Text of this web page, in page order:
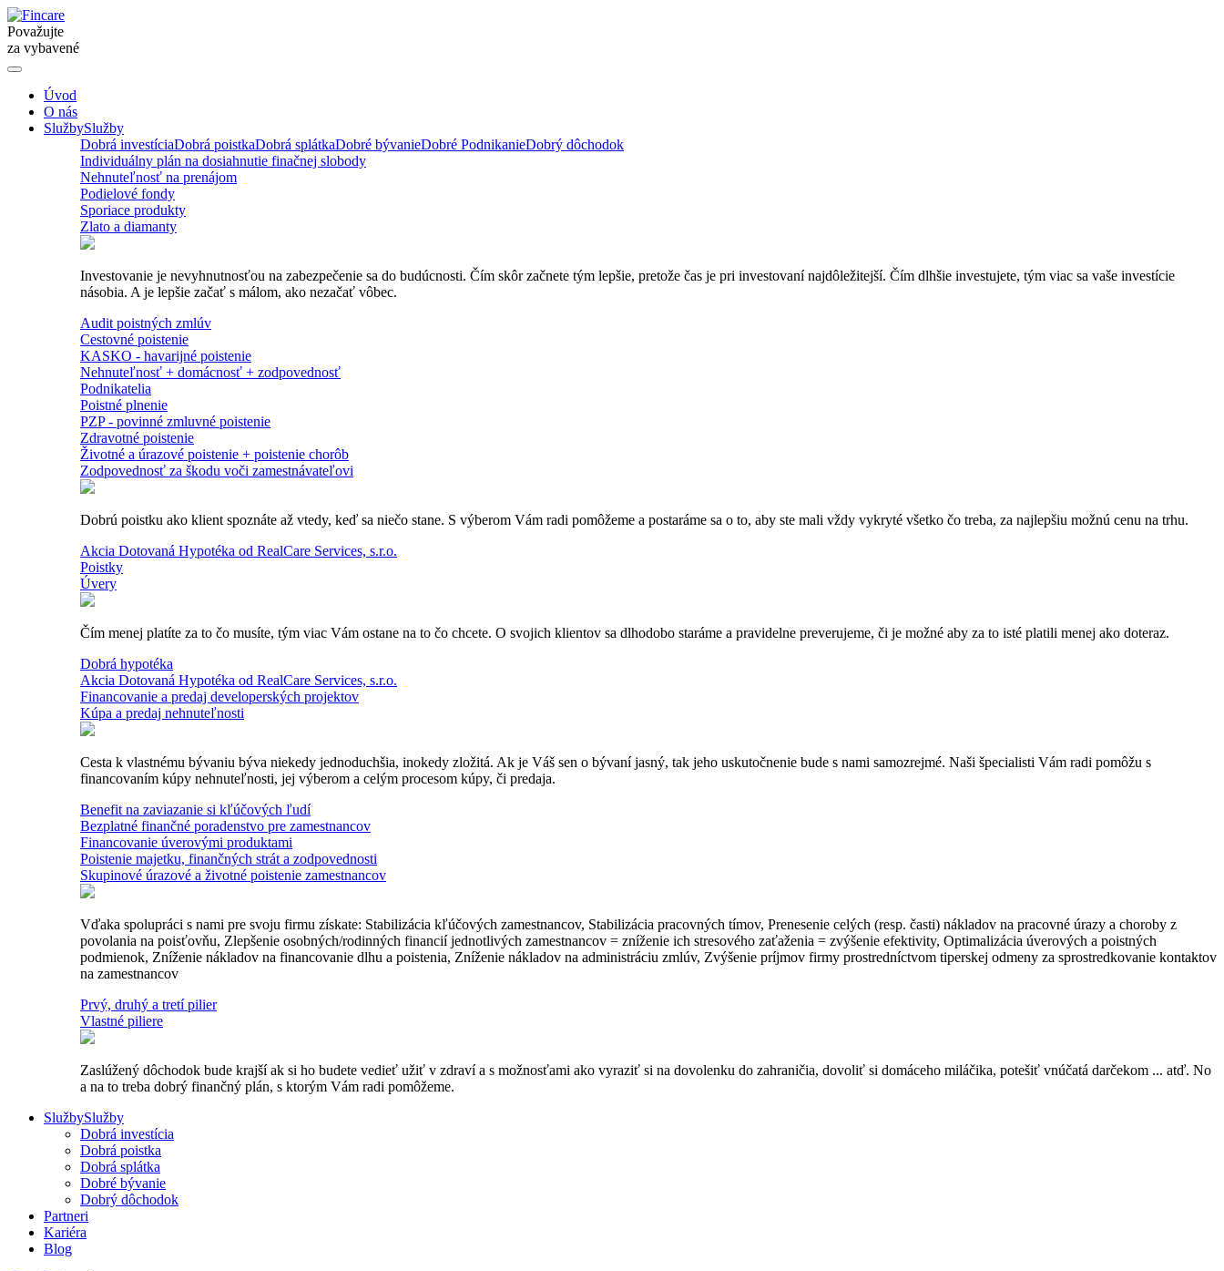
Považujte
za vybavené
Úvod
O nás
SlužbySlužby
Dobrá investíciaDobrá poistkaDobrá splátkaDobré bývanieDobré PodnikanieDobrý dôchodok
Individuálny plán na dosiahnutie finačnej slobody
Nehnuteľnosť na prenájom
Podielové fondy
Sporiace produkty
Zlato a diamanty
Investovanie je nevyhnutnosťou na zabezpečenie sa do budúcnosti. Čím skôr začnete tým lepšie, pretože čas je pri investovaní najdôležitejší. Čím dlhšie investujete, tým viac sa vaše investície
násobia. A je lepšie začať s málom, ako nezačať vôbec.
Audit poistných zmlúv
Cestovné poistenie
KASKO - havarijné poistenie
Nehnuteľnosť + domácnosť + zodpovednosť
Podnikatelia
Poistné plnenie
PZP - povinné zmluvné poistenie
Zdravotné poistenie
Životné a úrazové poistenie + poistenie chorôb
Zodpovednosť za škodu voči zamestnávateľovi
Dobrú poistku ako klient spoznáte až vtedy, keď sa niečo stane. S výberom Vám radi pomôžeme a postaráme sa o to, aby ste mali vždy vykryté všetko čo treba, za najlepšiu možnú cenu na trhu.
Akcia Dotovaná Hypotéka od RealCare Services, s.r.o.
Poistky
Úvery
Čím menej platíte za to čo musíte, tým viac Vám ostane na to čo chcete. O svojich klientov sa dlhodobo staráme a pravidelne preverujeme, či je možné aby za to isté platili menej ako doteraz.
Dobrá hypotéka
Akcia Dotovaná Hypotéka od RealCare Services, s.r.o.
Financovanie a predaj developerských projektov
Kúpa a predaj nehnuteľnosti
Cesta k vlastnému bývaniu býva niekedy jednoduchšia, inokedy zložitá. Ak je Váš sen o bývaní jasný, tak jeho uskutočnenie bude s nami samozrejmé. Naši špecialisti Vám radi pomôžu s
financovaním kúpy nehnuteľnosti, jej výberom a celým procesom kúpy, či predaja.
Benefit na zaviazanie si kľúčových ľudí
Bezplatné finančné poradenstvo pre zamestnancov
Financovanie úverovými produktami
Poistenie majetku, finančných strát a zodpovednosti
Skupinové úrazové a životné poistenie zamestnancov
Vďaka spolupráci s nami pre svoju firmu získate: Stabilizácia kľúčových zamestnancov, Stabilizácia pracovných tímov, Prenesenie celých (resp. časti) nákladov na pracovné úrazy a choroby z
povolania na poisťovňu, Zlepšenie osobných/rodinných financií jednotlivých zamestnancov = zníženie ich stresového zaťaženia = zvýšenie efektivity, Optimalizácia úverových a poistných
podmienok, Zníženie nákladov na financovanie dlhu a poistenia, Zníženie nákladov na administráciu zmlúv, Zvýšenie príjmov firmy prostredníctvom tiperskej odmeny za sprostredkovanie kontaktov
na zamestnancov
Prvý, druhý a tretí pilier
Vlastné piliere
Zaslúžený dôchodok bude krajší ak si ho budete vedieť užiť v zdraví a s možnosťami ako vyraziť si na dovolenku do zahraničia, dovoliť si domáceho miláčika, potešiť vnúčatá darčekom ... atď. No
a na to treba dobrý finančný plán, s ktorým Vám radi pomôžeme.
SlužbySlužby
Dobrá investícia
Dobrá poistka
Dobrá splátka
Dobré bývanie
Dobrý dôchodok
Partneri
Kariéra
Blog